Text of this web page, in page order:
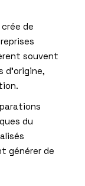
de
souvent
du
générer de